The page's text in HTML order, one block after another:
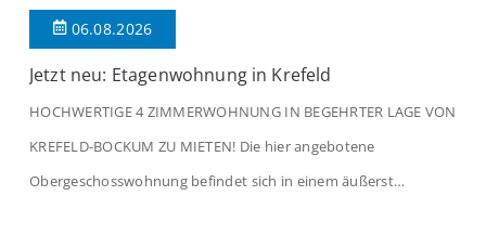
06.08.2026
Jetzt neu: Etagenwohnung in Krefeld
HOCHWERTIGE 4 ZIMMERWOHNUNG IN BEGEHRTER LAGE VON
KREFELD-BOCKUM ZU MIETEN! Die hier angebotene
Obergeschosswohnung befindet sich in einem äußerst